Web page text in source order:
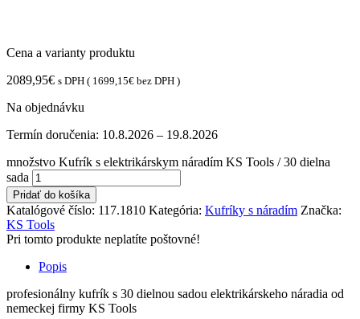
Cena a varianty produktu
2089,95€ s DPH ( 1699,15€ bez DPH )
Na objednávku
Termín doručenia: 10.8.2026 – 19.8.2026
množstvo Kufrík s elektrikárskym náradím KS Tools / 30 dielna
sada
Pridať do košíka
Katalógové číslo: 117.1810 Kategória: Kufríky s náradím Značka:
KS Tools
Pri tomto produkte neplatíte poštovné!
Popis
profesionálny kufrík s 30 dielnou sadou elektrikárskeho náradia od
nemeckej firmy KS Tools